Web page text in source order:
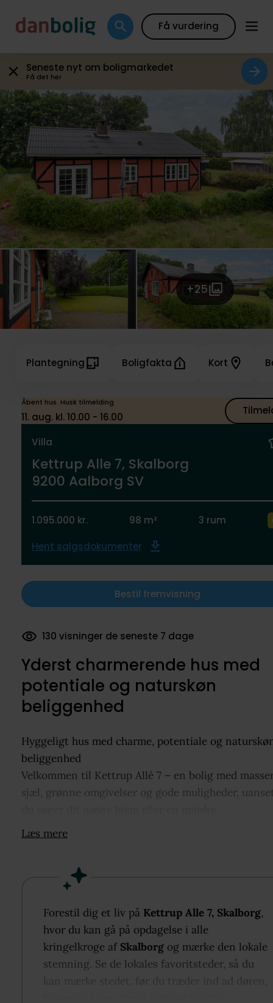
Få vurdering
Seneste nyt om boligmarkedet
Få det her
+25
Åbent hus. Husk tilmelding
11. aug. kl. 10.00 - 16.00
Villa
Kettrup Alle 7, Skalborg
9200 Aalborg SV
1.095.000 kr. 98 m² 3 rum
Hent salgsdokumenter
Bestil fremvisning
Plantegning Boligfakta Kort
755 dokumenter downloadet
Yderst charmerende hus med
potentiale og naturskøn
beliggenhed
Hyggeligt hus med charme, potentiale og
beliggenhed
Velkommen til Kettrup Allé 7 – en bolig med
sjæl, grønne omgivelser og gode muligheder,
udlejningsejendom.
Ejendommen giver rig mulighed for at sætte sit
hyggelige udtryk, huset allerede rummer.
Boligen indeholder to værelser, et lyst køkken-
åben forbindelse med stuen, et badeværelse samt
praktisk bryggers. Planløsningen er velfungerende
Læs mere
Forestil dig et liv på Kettrup Alle 7, Skalborg,
hvor du kan gå på opdagelse i alle
kringelkroge af Skalborg og mærke den lokale
stemning. Se de lokales favoritsteder, så du
kan mærke stedet, før du træder ind ad døren,
Galleri Plantegning Boligfakta Kort